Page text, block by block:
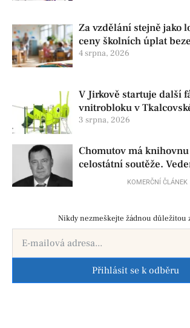
Za vzdělání stejně jako
ceny školních úplat
4 srpna, 2026
V Jirkově startuje další
vnitrobloku v
3 srpna, 2026
Chomutov má
celostátní soutěže.
přesto chce zrušitKOMERČNÍ ČLÁNEK
Nikdy nezmeškejte žádnou důležitou
Přihlásit se k odběru